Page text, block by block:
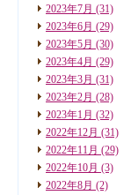
2023年7月 (31)
2023年6月 (29)
2023年5月 (30)
2023年4月 (29)
2023年3月 (31)
2023年2月 (28)
2023年1月 (32)
2022年12月 (31)
2022年11月 (29)
2022年10月 (3)
2022年8月 (2)